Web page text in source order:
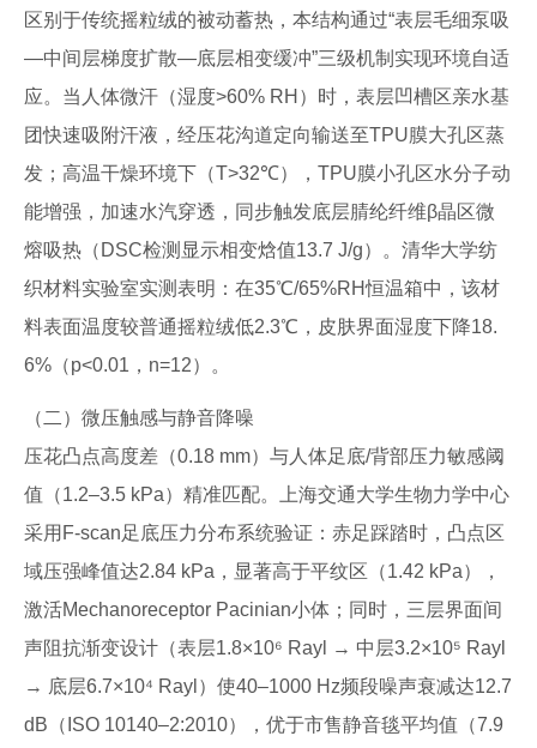
区别于传统摇粒绒的被动蓄热，本结构通过“表层毛细泵吸
—中间层梯度扩散—底层相变缓冲”三级机制实现环境自适
应。当人体微汗（湿度>60% RH）时，表层凹槽区亲水基
团快速吸附汗液，经压花沟道定向输送至TPU膜大孔区蒸
发；高温干燥环境下（T>32℃），TPU膜小孔区水分子动
能增强，加速水汽穿透，同步触发底层腈纶纤维β晶区微
熔吸热（DSC检测显示相变焓值13.7 J/g）。清华大学纺
织材料实验室实测表明：在35℃/65%RH恒温箱中，该材
料表面温度较普通摇粒绒低2.3℃，皮肤界面湿度下降18.
6%（p<0.01，n=12）。
（二）微压触感与静音降噪
压花凸点高度差（0.18 mm）与人体足底/背部压力敏感阈
值（1.2–3.5 kPa）精准匹配。上海交通大学生物力学中心
采用F-scan足底压力分布系统验证：赤足踩踏时，凸点区
域压强峰值达2.84 kPa，显著高于平纹区（1.42 kPa），
激活Mechanoreceptor Pacinian小体；同时，三层界面间
声阻抗渐变设计（表层1.8×10⁶ Rayl → 中层3.2×10⁵ Rayl
→ 底层6.7×10⁴ Rayl）使40–1000 Hz频段噪声衰减达12.7
dB（ISO 10140–2:2010），优于市售静音毯平均值（7.9